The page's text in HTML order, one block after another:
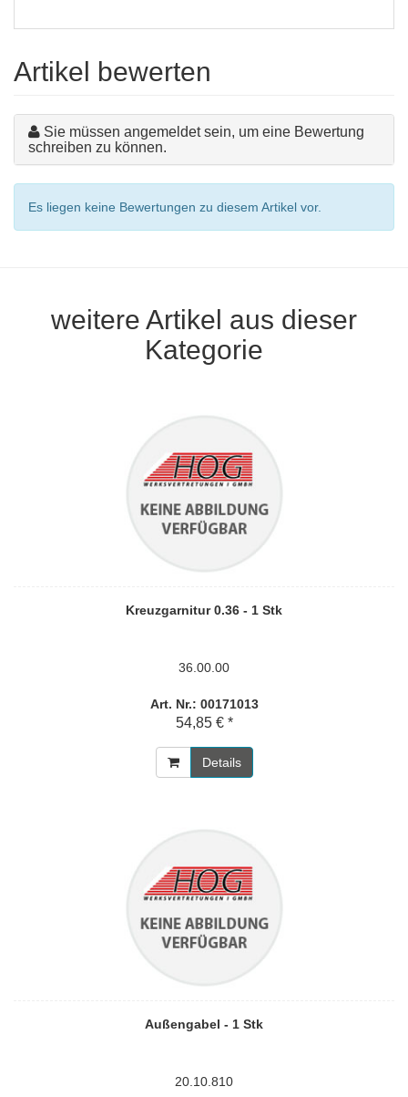
Artikel bewerten
Sie müssen angemeldet sein, um eine Bewertung
schreiben zu können.
Es liegen keine Bewertungen zu diesem Artikel vor.
weitere Artikel aus dieser
Kategorie
Kreuzgarnitur 0.36 - 1 Stk
36.00.00
Art. Nr.: 00171013
54,85 € *
Details
Außengabel - 1 Stk
20.10.810